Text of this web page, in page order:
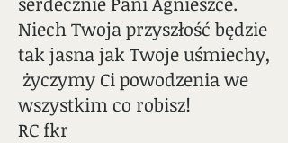
Niech Twoja przyszłość będzie
tak jasna jak Twoje uśmiechy,
życzymy Ci powodzenia we
wszystkim co robisz!
RC fkr